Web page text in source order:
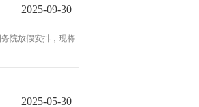
2025-09-30
院放假安排，现将
2025-05-30